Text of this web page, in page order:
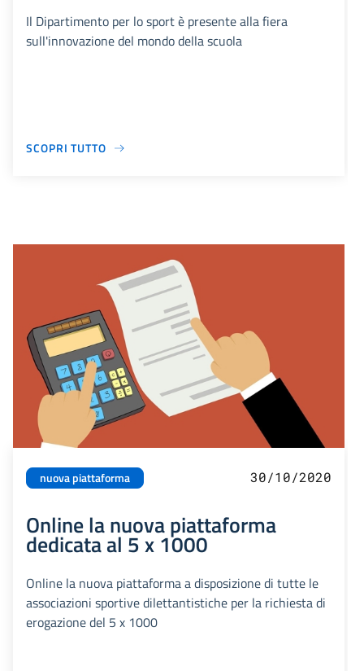
Il Dipartimento per lo sport è presente alla fiera
sull'innovazione del mondo della scuola
SCOPRI TUTTO
nuova piattaforma 30/10/2020
Online la nuova piattaforma
dedicata al 5 x 1000
Online la nuova piattaforma a disposizione di tutte le
associazioni sportive dilettantistiche per la richiesta di
erogazione del 5 x 1000